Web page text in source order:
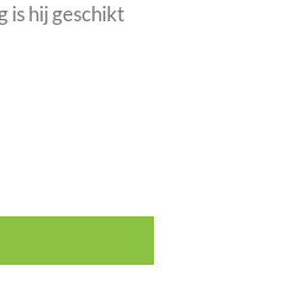
is hij geschikt
16A aantal